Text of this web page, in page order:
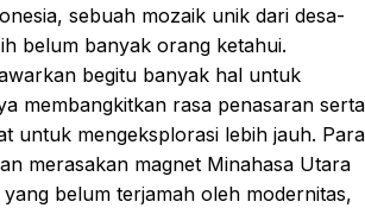
sebuah mozaik unik dari desa-
belum banyak orang ketahui.
begitu banyak hal untuk
membangkitkan rasa penasaran serta
untuk mengeksplorasi lebih jauh. Para
merasakan magnet Minahasa Utara
belum terjamah oleh modernitas,